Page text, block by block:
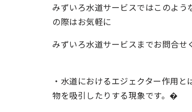
みずいろ水道サービスではこのよ
の際はお気軽に
みずいろ水道サービスまでお問合せ
・水道におけるエジェクター作用
物を吸引したりする現象です。�